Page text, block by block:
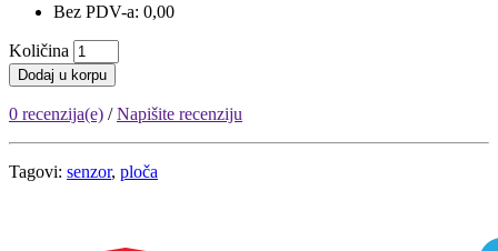
Bez PDV-a: 0,00
Količina
Dodaj u korpu
0 recenzija(e) /Napišite recenziju
Tagovi: senzor, ploča